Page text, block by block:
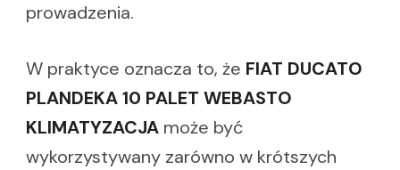
prowadzenia.
W praktyce oznacza to, że FIAT DUCATO
PLANDEKA 10 PALET WEBASTO
KLIMATYZACJA może być
wykorzystywany zarówno w krótszych